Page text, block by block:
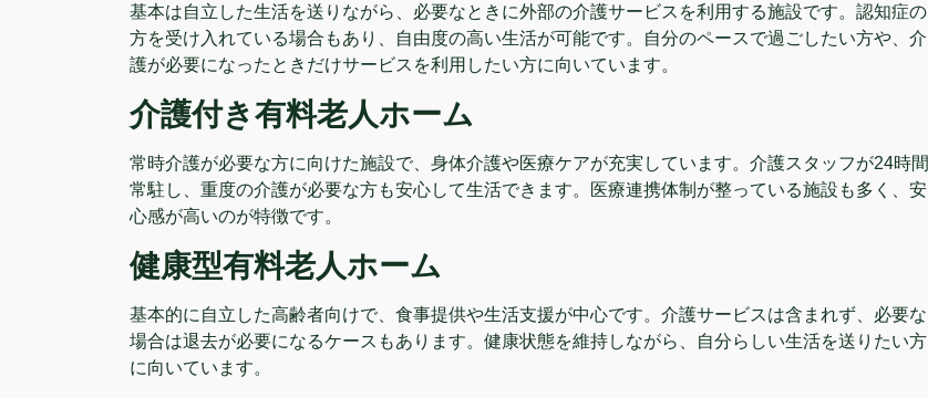
基本は自立した生活を送りながら、必要なときに外部の介護サービスを利用する施設です。認知症の
方を受け入れている場合もあり、自由度の高い生活が可能です。自分のペースで過ごしたい方や、介
護が必要になったときだけサービスを利用したい方に向いています。
介護付き有料老人ホーム
常時介護が必要な方に向けた施設で、身体介護や医療ケアが充実しています。介護スタッフが24時間
常駐し、重度の介護が必要な方も安心して生活できます。医療連携体制が整っている施設も多く、安
心感が高いのが特徴です。
健康型有料老人ホーム
基本的に自立した高齢者向けで、食事提供や生活支援が中心です。介護サービスは含まれず、必要な
場合は退去が必要になるケースもあります。健康状態を維持しながら、自分らしい生活を送りたい方
に向いています。